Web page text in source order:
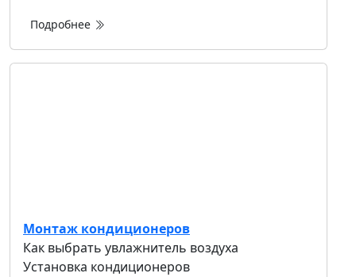
Подробнее
Монтаж кондиционеров
Как выбрать увлажнитель воздуха
Установка кондиционеров